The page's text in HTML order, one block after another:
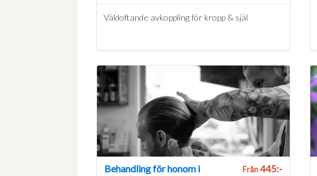
Väldoftande avkoppling för kropp & själ
Behandling för honom i
Från445:-